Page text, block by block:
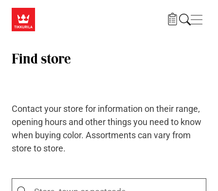
Find store
Contact your store for information on their range,
opening hours and other things you need to know
when buying color. Assortments can vary from
store to store.